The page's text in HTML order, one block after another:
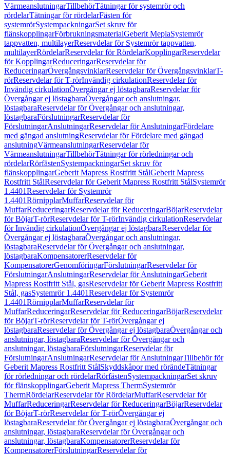
VärmeanslutningarTillbehörTätningar för systemrör och
rördelarTätningar för rördelarFästen för
systemrörSystempackningarSet skruv för
flänskopplingarFörbrukningsmaterialGeberit MeplaSystemrör
tappvatten, multilayerReservdelar för Systemrör tappvatten,
multilayerRördelarReservdelar för RördelarKopplingarReservdelar
för KopplingarReduceringarReservdelar för
ReduceringarÖvergångsvinklarReservdelar för ÖvergångsvinklarT-
rörReservdelar för T-rörInvändig cirkulationReservdelar för
Invändig cirkulationÖvergångar ej löstagbaraReservdelar för
Övergångar ej löstagbaraÖvergångar och anslutningar,
löstagbaraReservdelar för Övergångar och anslutningar,
löstagbaraFörslutningarReservdelar för
FörslutningarAnslutningarReservdelar för AnslutningarFördelare
med gängad anslutningReservdelar för Fördelare med gängad
anslutningVärmeanslutningarReservdelar för
VärmeanslutningarTillbehörTätningar för rörledningar och
rördelarRörfästenSystempackningarSet skruv för
flänskopplingarGeberit Mapress Rostfritt StålGeberit Mapress
Rostfritt StålReservdelar för Geberit Mapress Rostfritt StålSystemrör
1.4401Reservdelar för Systemrör
1.4401RörnipplarMuffarReservdelar för
MuffarReduceringarReservdelar för ReduceringarBöjarReservdelar
för BöjarT-rörReservdelar för T-rörInvändig cirkulationReservdelar
för Invändig cirkulationÖvergångar ej löstagbaraReservdelar för
Övergångar ej löstagbaraÖvergångar och anslutningar,
löstagbaraReservdelar för Övergångar och anslutningar,
löstagbaraKompensatorerReservdelar för
KompensatorerGenomföringarFörslutningarReservdelar för
FörslutningarAnslutningarReservdelar för AnslutningarGeberit
Mapress Rostfritt Stål, gasReservdelar för Geberit Mapress Rostfritt
Stål, gasSystemrör 1.4401Reservdelar för Systemrör
1.4401RörnipplarMuffarReservdelar för
MuffarReduceringarReservdelar för ReduceringarBöjarReservdelar
för BöjarT-rörReservdelar för T-rörÖvergångar ej
löstagbaraReservdelar för Övergångar ej löstagbaraÖvergångar och
anslutningar, löstagbaraReservdelar för Övergångar och
anslutningar, löstagbaraFörslutningarReservdelar för
FörslutningarAnslutningarReservdelar för AnslutningarTillbehör för
Geberit Mapress Rostfritt StålSkyddskåpor med rörändeTätningar
för rörledningar och rördelarRörfästenSystempackningarSet skruv
för flänskopplingarGeberit Mapress ThermSystemrör
ThermRördelarReservdelar för RördelarMuffarReservdelar för
MuffarReduceringarReservdelar för ReduceringarBöjarReservdelar
för BöjarT-rörReservdelar för T-rörÖvergångar ej
löstagbaraReservdelar för Övergångar ej löstagbaraÖvergångar och
anslutningar, löstagbaraReservdelar för Övergångar och
anslutningar, löstagbaraKompensatorerReservdelar för
KompensatorerFörslutningarReservdelar för